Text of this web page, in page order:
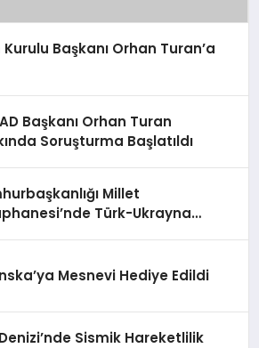
Başkanı Orhan Turan’a
Başkanı Orhan Turan
Soruşturma Başlatıldı
Millet
Türk-Ukrayna
Mesnevi Hediye Edildi
Sismik Hareketlilik